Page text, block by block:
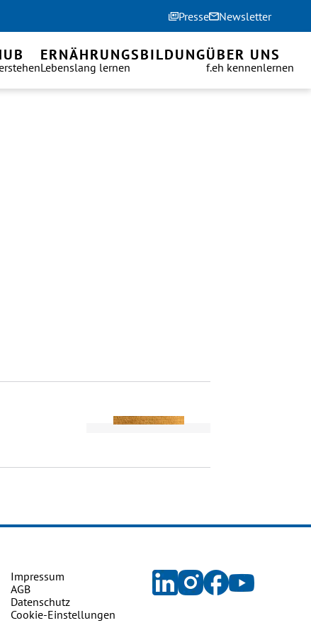
Presse Newsletter
ERNÄHRUNGSBILDUNG
Lebenslang lernen
ÜBER UNS
f.eh kennenlernen
Impressum
AGB
Datenschutz
Cookie-Einstellungen